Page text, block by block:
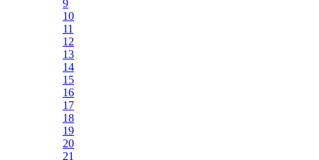
9
10
11
12
13
14
15
16
17
18
19
20
21